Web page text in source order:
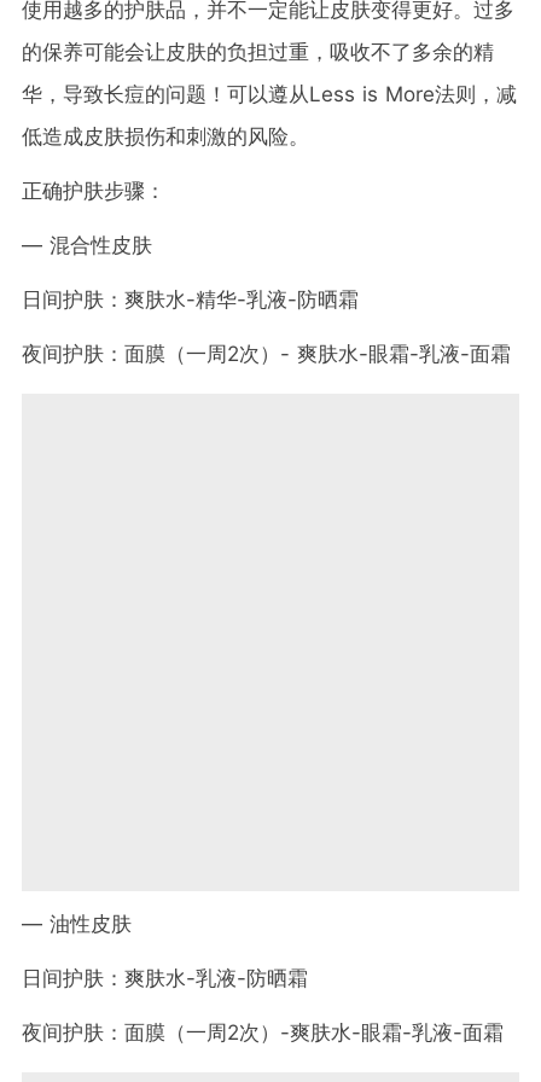
使用越多的护肤品，并不一定能让皮肤变得更好。过多
的保养可能会让皮肤的负担过重，吸收不了多余的精
华，导致长痘的问题！可以遵从Less is More法则，减
低造成皮肤损伤和刺激的风险。
正确护肤步骤：
— 混合性皮肤
日间护肤：爽肤水-精华-乳液-防晒霜
夜间护肤：面膜（一周2次）- 爽肤水-眼霜-乳液-面霜
— 油性皮肤
日间护肤：爽肤水-乳液-防晒霜
夜间护肤：面膜（一周2次）-爽肤水-眼霜-乳液-面霜